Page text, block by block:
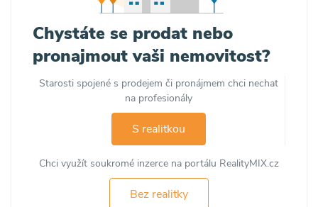
Chystáte se prodat nebo
pronajmout vaši nemovitost?
Starosti spojené s prodejem či pronájmem chci nechat
na profesionály
S realitkou
Chci využít soukromé inzerce na portálu RealityMIX.cz
Bez realitky